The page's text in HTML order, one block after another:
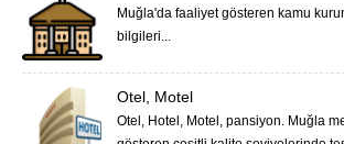
Muğla'da faaliyet gösteren kamu
bilgileri...
Otel, Motel
Otel, Hotel, Motel, pansiyon. Muğla